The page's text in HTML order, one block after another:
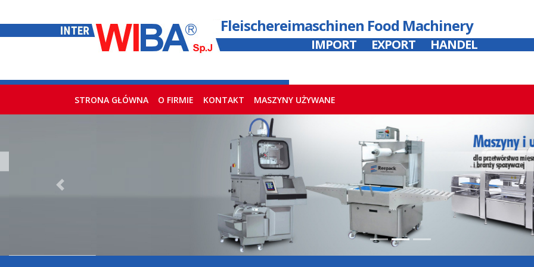
Fleischereimaschinen Food Machinery
IMPORT EXPORT HANDEL
STRONA GŁÓWNA (current)
O FIRMIE KONTAKT MASZYNY UŻYWANE
Previous